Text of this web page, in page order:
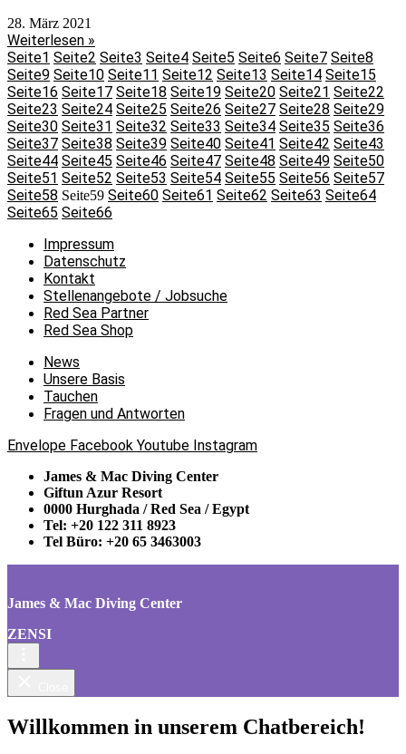
28. März 2021
Weiterlesen »
Seite1 Seite2 Seite3 Seite4 Seite5 Seite6 Seite7 Seite8
Seite9 Seite10 Seite11 Seite12 Seite13 Seite14 Seite15
Seite16 Seite17 Seite18 Seite19 Seite20 Seite21 Seite22
Seite23 Seite24 Seite25 Seite26 Seite27 Seite28 Seite29
Seite30 Seite31 Seite32 Seite33 Seite34 Seite35 Seite36
Seite37 Seite38 Seite39 Seite40 Seite41 Seite42 Seite43
Seite44 Seite45 Seite46 Seite47 Seite48 Seite49 Seite50
Seite51 Seite52 Seite53 Seite54 Seite55 Seite56 Seite57
Seite58 Seite59 Seite60 Seite61 Seite62 Seite63 Seite64
Seite65 Seite66
Impressum
Datenschutz
Kontakt
Stellenangebote / Jobsuche
Red Sea Partner
Red Sea Shop
News
Unsere Basis
Tauchen
Fragen und Antworten
Envelope Facebook Youtube Instagram
James & Mac Diving Center
Giftun Azur Resort
0000 Hurghada / Red Sea / Egypt
Tel: +20 122 311 8923
Tel Büro: +20 65 3463003
James & Mac Diving Center
ZENSI
Willkommen in unserem Chatbereich!